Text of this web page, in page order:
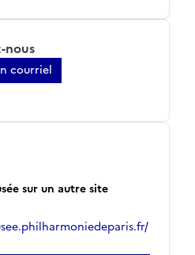
nous
courriel
sur un autre site